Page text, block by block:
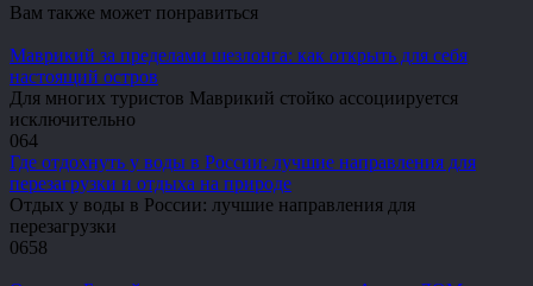
Вам также может понравиться
Маврикий за пределами шезлонга: как открыть для себя
настоящий остров
Для многих туристов Маврикий стойко ассоциируется
исключительно
064
Где отдохнуть у воды в России: лучшие направления для
перезагрузки и отдыха на природе
Отдых у воды в России: лучшие направления для
перезагрузки
0658